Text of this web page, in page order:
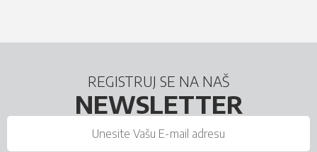
REGISTRUJ SE NA NAŠ
NEWSLETTER